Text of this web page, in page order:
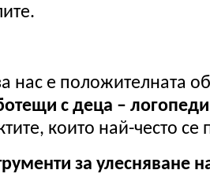
нас е положителната
с деца –
които най-често се
за улесняване